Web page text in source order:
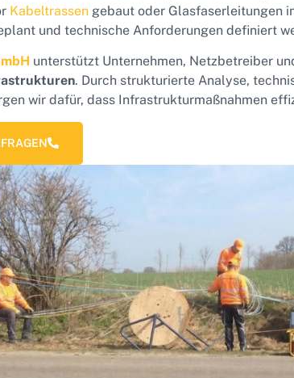
Kabeltrassen gebaut oder Glasfaserleitungen
und technische Anforderungen definiert
unterstützt Unternehmen, Netzbetreiber
. Durch strukturierte Analyse,
wir dafür, dass Infrastrukturmaßnahmen